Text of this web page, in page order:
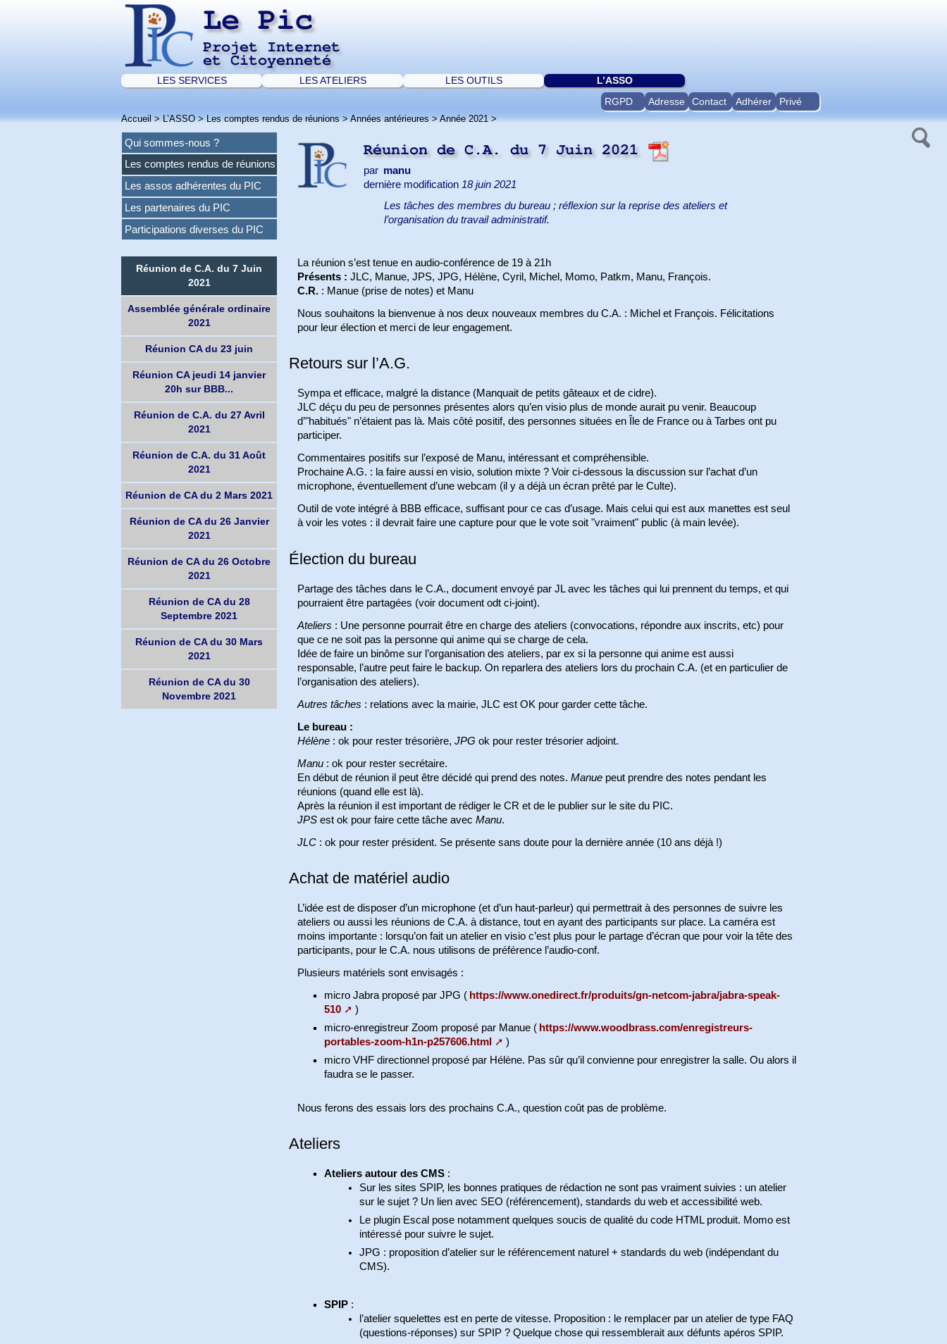
Le Pic
Projet Internet
et Citoyenneté
LES SERVICES LES ATELIERS LES OUTILS
L’ASSO
RGPD
Adresse Contact Adhérer Privé
Accueil>L’ASSO>Les comptes rendus de réunions>Années antérieures>Année 2021>
Qui sommes-nous ?
Les comptes rendus de réunions
Les assos adhérentes du PIC
Les partenaires du PIC
Participations diverses du PIC
Réunion de C.A. du 7 Juin
2021
Assemblée générale ordinaire
2021
Réunion CA du 23 juin
Réunion CA jeudi 14 janvier
20h sur BBB...
Réunion de C.A. du 27 Avril
2021
Réunion de C.A. du 31 Août
2021
Réunion de CA du 2 Mars 2021
Réunion de CA du 26 Janvier
2021
Réunion de CA du 26 Octobre
2021
Réunion de CA du 28
Septembre 2021
Réunion de CA du 30 Mars
2021
Réunion de CA du 30
Novembre 2021
Réunion de C.A. du 7 Juin 2021
par manu
dernière modification 18 juin 2021
Les tâches des membres du bureau ; réflexion sur la reprise des ateliers et
l’organisation du travail administratif.
La réunion s’est tenue en audio-conférence de 19 à 21h
Présents : JLC, Manue, JPS, JPG, Hélène, Cyril, Michel, Momo, Patkm, Manu, François.
C.R.: Manue (prise de notes) et Manu
Nous souhaitons la bienvenue à nos deux nouveaux membres du C.A. : Michel et François. Félicitations
pour leur élection et merci de leur engagement.
Retours sur l’A.G.
Sympa et efficace, malgré la distance (Manquait de petits gâteaux et de cidre).
JLC déçu du peu de personnes présentes alors qu’en visio plus de monde aurait pu venir. Beaucoup
d’"habitués" n’étaient pas là. Mais côté positif, des personnes situées en Île de France ou à Tarbes ont pu
participer.
Commentaires positifs sur l’exposé de Manu, intéressant et compréhensible.
Prochaine A.G. : la faire aussi en visio, solution mixte ? Voir ci-dessous la discussion sur l’achat d’un
microphone, éventuellement d’une webcam (il y a déjà un écran prêté par le Culte).
Outil de vote intégré à BBB efficace, suffisant pour ce cas d’usage. Mais celui qui est aux manettes est seul
à voir les votes : il devrait faire une capture pour que le vote soit "vraiment" public (à main levée).
Élection du bureau
Partage des tâches dans le C.A., document envoyé par JL avec les tâches qui lui prennent du temps, et qui
pourraient être partagées (voir document odt ci-joint).
Ateliers : Une personne pourrait être en charge des ateliers (convocations, répondre aux inscrits, etc) pour
que ce ne soit pas la personne qui anime qui se charge de cela.
Idée de faire un binôme sur l’organisation des ateliers, par ex si la personne qui anime est aussi
responsable, l’autre peut faire le backup. On reparlera des ateliers lors du prochain C.A. (et en particulier de
l’organisation des ateliers).
Autres tâches : relations avec la mairie, JLC est OK pour garder cette tâche.
Le bureau :
Hélène: ok pour rester trésorière, JPG ok pour rester trésorier adjoint.
Manu: ok pour rester secrétaire.
En début de réunion il peut être décidé qui prend des notes. Manuepeut prendre des notes pendant les
réunions (quand elle est là).
Après la réunion il est important de rédiger le CR et de le publier sur le site du PIC.
JPSest ok pour faire cette tâche avec Manu.
JLC: ok pour rester président. Se présente sans doute pour la dernière année (10 ans déjà !)
Achat de matériel audio
L’idée est de disposer d’un microphone (et d’un haut-parleur) qui permettrait à des personnes de suivre les
ateliers ou aussi les réunions de C.A. à distance, tout en ayant des participants sur place. La caméra est
moins importante : lorsqu’on fait un atelier en visio c’est plus pour le partage d’écran que pour voir la tête des
participants, pour le C.A. nous utilisons de préférence l’audio-conf.
Plusieurs matériels sont envisagés :
micro Jabra proposé par JPG ( https://www.onedirect.fr/produits/gn-netcom-jabra/jabra-speak-
510
)
micro-enregistreur Zoom proposé par Manue ( https://www.woodbrass.com/enregistreurs-
portables-zoom-h1n-p257606.html
)
micro VHF directionnel proposé par Hélène. Pas sûr qu’il convienne pour enregistrer la salle. Ou alors il
faudra se le passer.
Nous ferons des essais lors des prochains C.A., question coût pas de problème.
Ateliers
Ateliers autour des CMS:
Sur les sites SPIP, les bonnes pratiques de rédaction ne sont pas vraiment suivies : un atelier
sur le sujet ? Un lien avec SEO (référencement), standards du web et accessibilité web.
Le plugin Escal pose notamment quelques soucis de qualité du code HTML produit. Momo est
intéressé pour suivre le sujet.
JPG : proposition d’atelier sur le référencement naturel + standards du web (indépendant du
CMS).
SPIP:
l’atelier squelettes est en perte de vitesse. Proposition : le remplacer par un atelier de type FAQ
(questions-réponses) sur SPIP ? Quelque chose qui ressemblerait aux défunts apéros SPIP.